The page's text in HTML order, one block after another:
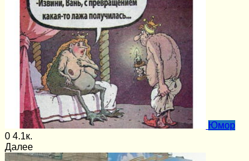
Юмор
0 4.1к.
Далее